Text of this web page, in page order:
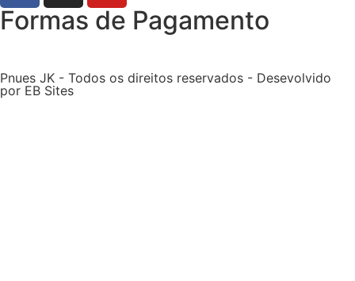
Formas de Pagamento
Pnues JK - Todos os direitos reservados - Desevolvido
por EB Sites